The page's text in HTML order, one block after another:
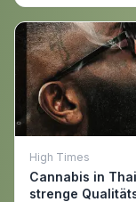
High Times
Cannabis in
strenge